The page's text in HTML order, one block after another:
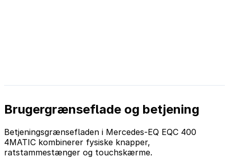
Brugergrænseflade og betjening
Betjeningsgrænsefladen i Mercedes-EQ EQC 400
4MATIC kombinerer fysiske knapper,
ratstammestænger og touchskærme.